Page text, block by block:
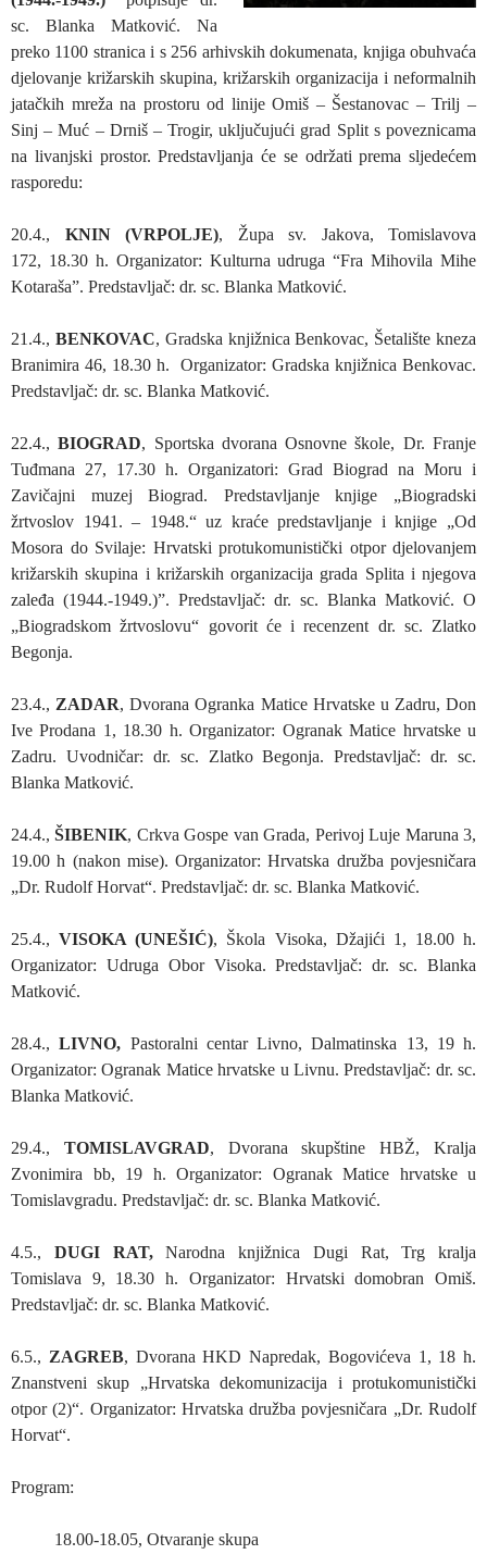
sc. Blanka Matković. Na
preko 1100 stranica i s 256 arhivskih dokumenata, knjiga obuhvaća
djelovanje križarskih skupina, križarskih organizacija i neformalnih
jatačkih mreža na prostoru od linije Omiš – Šestanovac – Trilj –
Sinj – Muć – Drniš – Trogir, uključujući grad Split s poveznicama
na livanjski prostor. Predstavljanja će se održati prema sljedećem
rasporedu:
20.4., KNIN (VRPOLJE), Župa sv. Jakova, Tomislavova
172, 18.30 h. Organizator: Kulturna udruga “Fra Mihovila Mihe
Kotaraša”. Predstavljač: dr. sc. Blanka Matković.
21.4., BENKOVAC, Gradska knjižnica Benkovac, Šetalište kneza
Branimira 46, 18.30 h. Organizator: Gradska knjižnica Benkovac.
Predstavljač: dr. sc. Blanka Matković.
22.4., BIOGRAD, Sportska dvorana Osnovne škole, Dr. Franje
Tuđmana 27, 17.30 h. Organizatori: Grad Biograd na Moru i
Zavičajni muzej Biograd. Predstavljanje knjige „Biogradski
žrtvoslov 1941. – 1948.“ uz kraće predstavljanje i knjige „Od
Mosora do Svilaje: Hrvatski protukomunistički otpor djelovanjem
križarskih skupina i križarskih organizacija grada Splita i njegova
zaleđa (1944.-1949.)”. Predstavljač: dr. sc. Blanka Matković. O
„Biogradskom žrtvoslovu“ govorit će i recenzent dr. sc. Zlatko
Begonja.
23.4., ZADAR, Dvorana Ogranka Matice Hrvatske u Zadru, Don
Ive Prodana 1, 18.30 h. Organizator: Ogranak Matice hrvatske u
Zadru. Uvodničar: dr. sc. Zlatko Begonja. Predstavljač: dr. sc.
Blanka Matković.
24.4.,ŠIBENIK, Crkva Gospe van Grada, Perivoj Luje Maruna 3,
19.00 h (nakon mise). Organizator: Hrvatska družba povjesničara
„Dr. Rudolf Horvat“. Predstavljač: dr. sc. Blanka Matković.
25.4.,VISOKA (UNEŠIĆ), Škola Visoka, Džajići 1, 18.00 h.
Organizator: Udruga Obor Visoka. Predstavljač: dr. sc. Blanka
Matković.
28.4.,LIVNO, Pastoralni centar Livno, Dalmatinska 13, 19 h.
Organizator: Ogranak Matice hrvatske u Livnu. Predstavljač: dr. sc.
Blanka Matković.
29.4., TOMISLAVGRAD, Dvorana skupštine HBŽ, Kralja
Zvonimira bb, 19 h. Organizator: Ogranak Matice hrvatske u
Tomislavgradu. Predstavljač: dr. sc. Blanka Matković.
4.5., DUGI RAT,Narodna knjižnica Dugi Rat, Trg kralja
Tomislava 9, 18.30 h. Organizator: Hrvatski domobran Omiš.
Predstavljač: dr. sc. Blanka Matković.
6.5., ZAGREB, Dvorana HKD Napredak, Bogovićeva 1, 18 h.
Znanstveni skup „Hrvatska dekomunizacija i protukomunistički
otpor (2)“. Organizator: Hrvatska družba povjesničara „Dr. Rudolf
Horvat“.
Program:
18.00-18.05, Otvaranje skupa